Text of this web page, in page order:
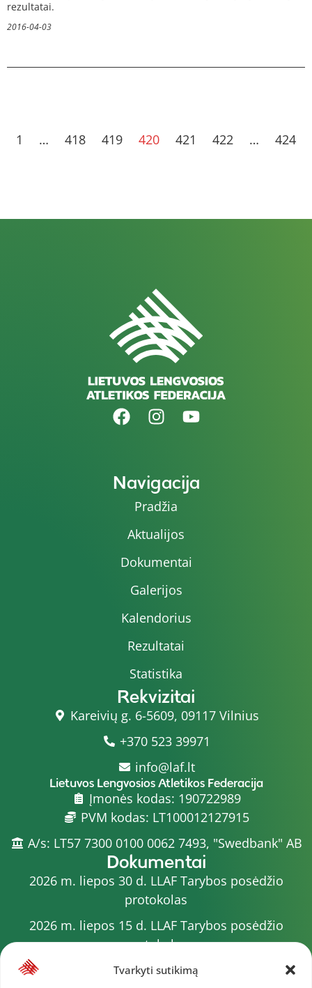
Tvarkyti sutikimą
rezultatai.
2016-04-03
1 … 418 419 420 421 422 … 424
Navigacija
Pradžia
Aktualijos
Dokumentai
Galerijos
Kalendorius
Rezultatai
Statistika
Rekvizitai
Kareivių g. 6-5609, 09117 Vilnius
+370 523 39971
info@laf.lt
Lietuvos Lengvosios Atletikos Federacija
Įmonės kodas: 190722989
PVM kodas: LT100012127915
A/s: LT57 7300 0100 0062 7493, "Swedbank" AB
Dokumentai
2026 m. liepos 30 d. LLAF Tarybos posėdžio
protokolas
2026 m. liepos 15 d. LLAF Tarybos posėdžio
protokolas
2026 m. liepos 20 d. LLAF VK posėdžio protokolas